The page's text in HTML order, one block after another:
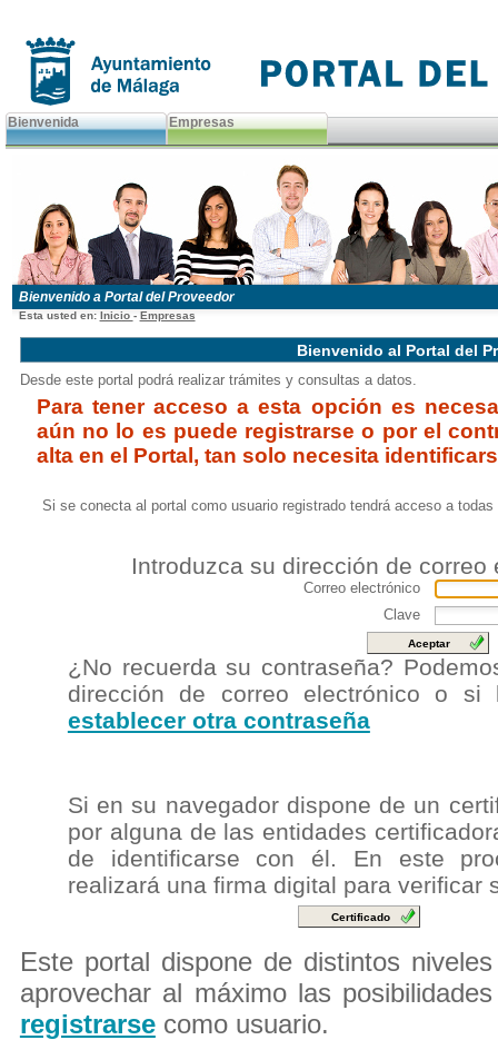
Bienvenida Empresas
Bienvenido a Portal del Proveedor
Esta usted en: Inicio - Empresas
Bienvenido al Portal del
Desde este portal podrá realizar trámites y consultas a datos.
Para tener acceso a esta opción es
aún no lo es puede registrarse o por el
alta en el Portal, tan solo necesita
Si se conecta al portal como usuario registrado tendrá acceso a
Introduzca su dirección de
Correo electrónico
Clave
¿No recuerda su contraseña?
dirección de correo electrónico o si
establecer otra contraseña
Si en su navegador dispone de un
por alguna de las entidades
de identificarse con él. En este
realizará una firma digital para verificar
Este portal dispone de distintos
aprovechar al máximo las
registrarsecomo usuario.